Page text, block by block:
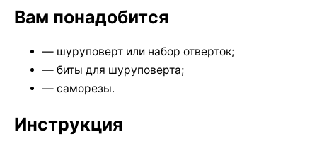
Вам понадобится
— шуруповерт или набор отверток;
— биты для шуруповерта;
— саморезы.
Инструкция